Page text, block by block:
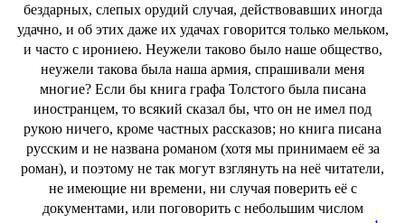
бездарных, слепых орудий случая, действовавших иногда
удачно, и об этих даже их удачах говорится только мельком,
и часто с ирониею. Неужели таково было наше общество,
неужели такова была наша армия, спрашивали меня
многие? Если бы книга графа Толстого была писана
иностранцем, то всякий сказал бы, что он не имел под
рукою ничего, кроме частных рассказов; но книга писана
русским и не названа романом (хотя мы принимаем её за
роман), и поэтому не так могут взглянуть на неё читатели,
не имеющие ни времени, ни случая поверить её с
документами, или поговорить с небольшим числом